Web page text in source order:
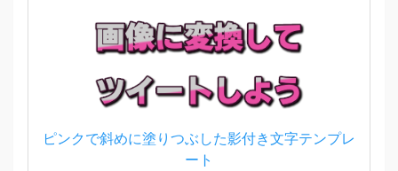
ピンクで斜めに塗りつぶした影付き文字テンプレ
ート